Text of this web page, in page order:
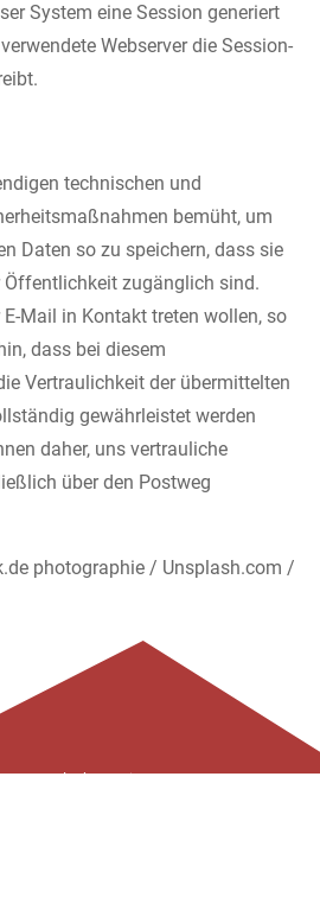
System eine Session generiert
Webserver die Session-
technischen und
bemüht, um
Daten so zu speichern, dass sie
Öffentlichkeit zugänglich sind.
Mail in Kontakt treten wollen, so
dass bei diesem
Vertraulichkeit der übermittelten
gewährleistet werden
daher, uns vertrauliche
über den Postweg
photographie / Unsplash.com /
Auto Fleckenstein